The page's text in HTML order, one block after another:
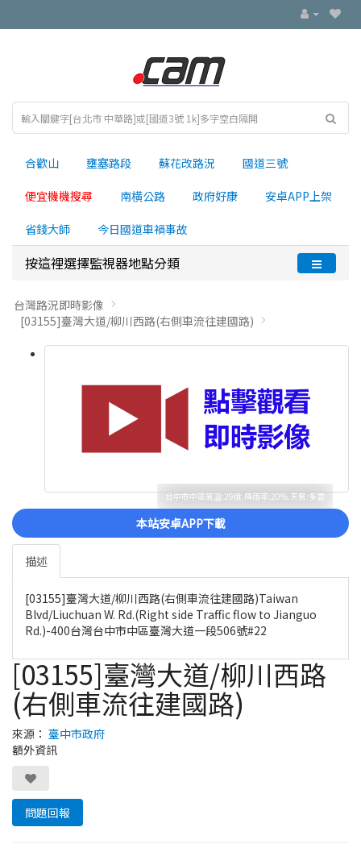
合歡山 壅塞路段 蘇花改路況 國道三號
便宜機機搜尋 南横公路 政府好康 安卓APP上架
省錢大師 今日國道車禍事故
按這裡選擇監視器地點分類
台灣路況即時影像
[03155]臺灣大道/柳川西路(右側車流往建國路)
台中市中區氣溫:29度.降雨率:20%.天氣:多雲
本站安卓APP下載
描述
[03155]臺灣大道/柳川西路(右側車流往建國路)Taiwan
Blvd/Liuchuan W. Rd.(Right side Traffic flow to Jianguo
Rd.)-400台灣台中市中區臺灣大道一段506號#22
[03155]臺灣大道/柳川西路
(右側車流往建國路)
來源： 臺中市政府
額外資訊
問題回報